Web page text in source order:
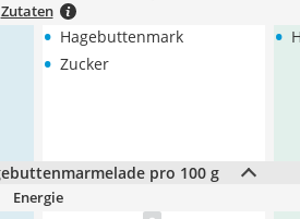
Zutaten
• Hagebuttenmark
• Zucker
•
pro 100 g
Energie